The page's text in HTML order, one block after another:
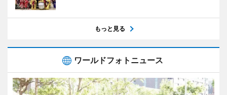
もっと見る
ワールドフォトニュース